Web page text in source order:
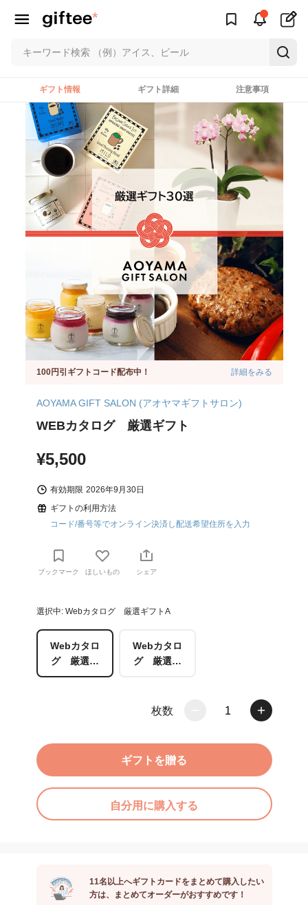
ギフト情報 ギフト詳細 注意事項
100円引ギフトコード配布中！ 詳細をみる
AOYAMA GIFT SALON (アオヤマギフトサロン)
WEBカタログ 厳選ギフト
¥5,500
有効期限 2026年9月30日
ギフトの利用方法
コード/番号等でオンライン決済し配送希望住所を入力
ブックマーク ほしいもの シェア
選択中: Webカタログ 厳選ギフトA
Webカタロ
グ 厳選ギ
フトA
Webカタロ
グ 厳選ギ
枚数 1
ギフトを贈る
自分用に購入する
11名以上へギフトカードをまとめて購入したい
方は、まとめてオーダーがおすすめです！